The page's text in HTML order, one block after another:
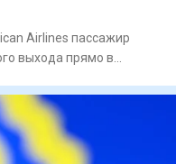
Airlines пассажир
выхода прямо в